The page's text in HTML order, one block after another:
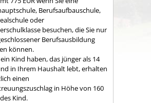
Berufsaufbauschule,
oder
besuchen, die Sie nur
Berufsausbildung
können.
Kind haben, das jünger als 14
in Ihrem Haushalt lebt, erhalten
einen
in Höhe von 160
Kind.